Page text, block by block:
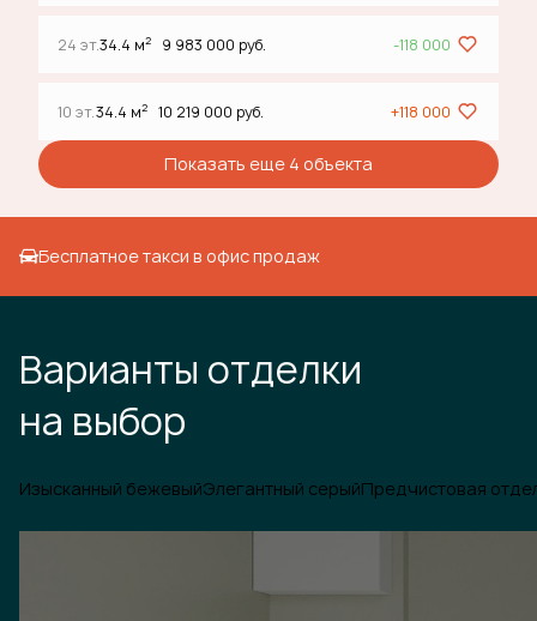
24 эт.34.4 м2 9 983 000 руб. -118 000
10 эт.34.4 м2 10 219 000 руб. +118 000
Показать еще 4 объектa
Бесплатное такси в офис продаж
Варианты отделки
на выбор
Изысканный бежевыйЭлегантный серыйПредчистовая